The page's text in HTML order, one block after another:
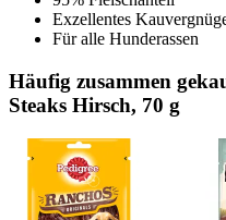
Exzellentes
Für alle Hunderassen
Häufig zusammen
Steaks Hirsch, 70 g